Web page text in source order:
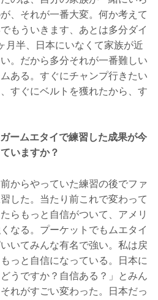
、それが一番大変。何か考えて
もういきます、あとは多分ダイ
月半、日本にいなくて家族が近
。だから多分それが一番難しい
ある。すぐにチャンプ行きたい
すぐにベルトを獲れたから、す
ームエタイで練習した成果が今
いますか？
からやっていた練習の後でファ
した。当たり前これで変わって
らもっと自信がついて、アメリ
なる。プーケットでもムエタイ
いてみんな有名で強い。私は戻
っと自信になっている。日本に
うですか？自信ある？」とみん
れがすごい変わった。日本だっ